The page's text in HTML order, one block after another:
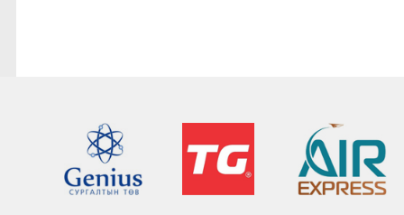
Lucho's show time.
2022.05.04 - Энэ өдөр түүхнээ